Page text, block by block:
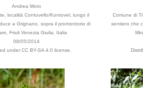
Andrea Moro
località Contovello/Kontovel, lungo il
a Grignano, sopra il promontorio di
Friuli Venezia Giulia, Italia
08/05/2014
under CC BY-SA 4.0 license.
Comune di
sentiero che